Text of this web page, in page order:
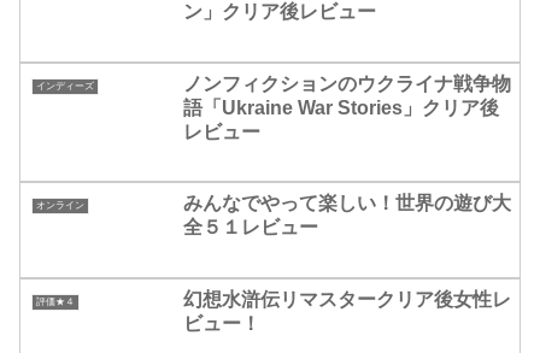
ン」クリア後レビュー
インディーズ
ノンフィクションのウクライナ戦争物
語「Ukraine War Stories」クリア後
レビュー
オンライン
みんなでやって楽しい！世界の遊び大
全５１レビュー
評価★４
幻想水滸伝リマスタークリア後女性レ
ビュー！